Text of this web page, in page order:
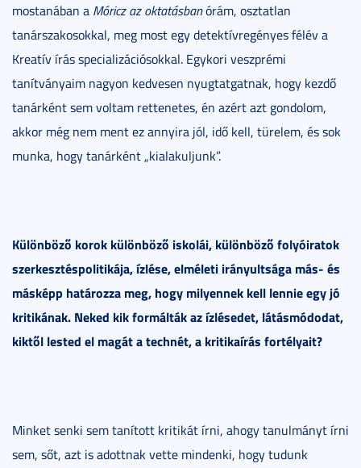
mostanában a Móricz az oktatásbanórám, osztatlan
tanárszakosokkal, meg most egy detektívregényes félév a
Kreatív írás specializációsokkal. Egykori veszprémi
tanítványaim nagyon kedvesen nyugtatgatnak, hogy kezdő
tanárként sem voltam rettenetes, én azért azt gondolom,
akkor még nem ment ez annyira jól, idő kell, türelem, és sok
munka, hogy tanárként „kialakuljunk”.
Különböző korok különböző iskolái, különböző folyóiratok
szerkesztéspolitikája, ízlése, elméleti irányultsága más- és
másképp határozza meg, hogy milyennek kell lennie egy jó
kritikának. Neked kik formálták az ízlésedet, látásmódodat,
kiktől lested el magát a technét, a kritikaírás fortélyait?
Minket senki sem tanított kritikát írni, ahogy tanulmányt írni
sem, sőt, azt is adottnak vette mindenki, hogy tudunk